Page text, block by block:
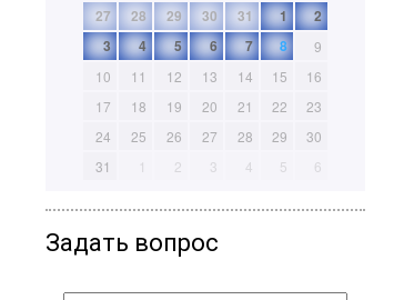
27
28 29 30 31 1
2
3
4 5 6 7 8
9
10
11 12 13 14 15
16
17
18 19 20 21 22
23
24
25 26 27 28 29
30
31
1 2 3 4 5 6
Задать вопрос